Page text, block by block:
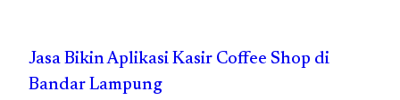
Jasa Bikin Aplikasi Kasir Coffee Shop di
Bandar Lampung